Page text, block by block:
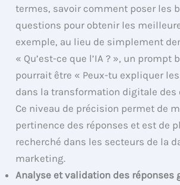
termes, savoir comment poser les
questions pour obtenir les
exemple, au lieu de simplement
« Qu’est-ce que l’IA ? », un prompt
pourrait être « Peux-tu expliquer
dans la transformation digitale des
Ce niveau de précision permet de
pertinence des réponses et est de
recherché dans les secteurs de la
marketing.
Analyse et validation des réponses